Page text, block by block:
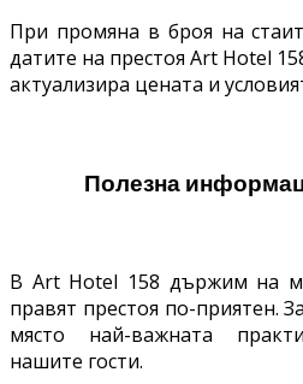
При промяна в броя на
датите на престоя Art Hotel
актуализира цената и
Полезна
В Art Hotel 158 държим на
правят престоя по-приятен.
място най-важната
нашите гости.